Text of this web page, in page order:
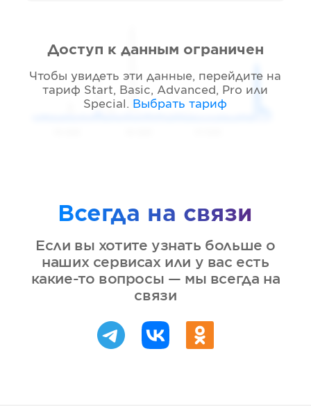
Доступ к данным ограничен
Чтобы увидеть эти данные, перейдите на
тариф Start, Basic, Advanced, Pro или
Special . Выбрать тариф
Всегда на связи
Если вы хотите узнать больше о
наших сервисах или у вас есть
какие-то вопросы — мы всегда на
связи